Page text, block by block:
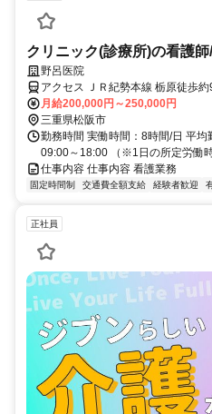
クリニック(診療所)の看護
野呂医院
アクセス ＪＲ紀勢本線 栃原徒歩
月給200,000円～250,000円
三重県松阪市
勤務時間 実働時間：8時間/日 平
09:00～18:00 （※1日の所定労働時
仕事内容 仕事内容 看護業務
固定時間制 交通費全額支給 経験者歓迎
正社員